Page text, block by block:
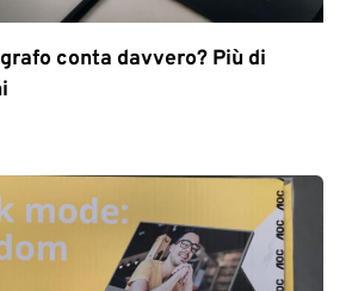
conta davvero? Più di